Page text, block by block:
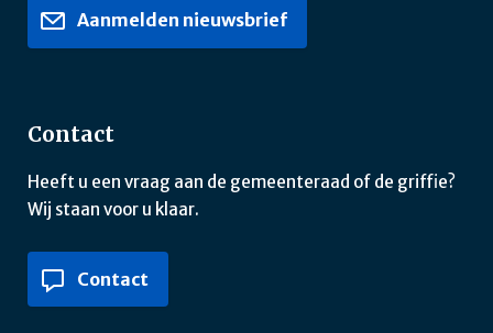
Aanmelden nieuwsbrief
Contact
Heeft u een vraag aan de gemeenteraad of de griffie?
Wij staan voor u klaar.
Contact